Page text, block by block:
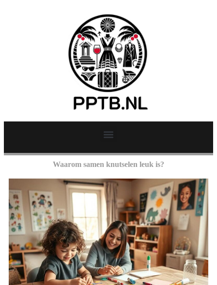
Waarom samen knutselen leuk is?